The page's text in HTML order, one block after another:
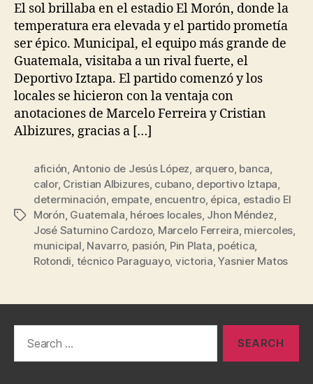
El sol brillaba en el estadio El Morón, donde la
temperatura era elevada y el partido prometía
ser épico. Municipal, el equipo más grande de
Guatemala, visitaba a un rival fuerte, el
Deportivo Iztapa. El partido comenzó y los
locales se hicieron con la ventaja con
anotaciones de Marcelo Ferreira y Cristian
Albizures, gracias a […]
Tags
afición, Antonio de Jesús López, arquero, banca,
calor, Cristian Albizures, cubano, deportivo Iztapa,
determinación, empate, encuentro, épica, estadio El
Morón, Guatemala, héroes locales, Jhon Méndez,
José Saturnino Cardozo, Marcelo Ferreira, miercoles,
municipal, Navarro, pasión, Pin Plata, poética,
Rotondi, técnico Paraguayo, victoria,Yasnier Matos